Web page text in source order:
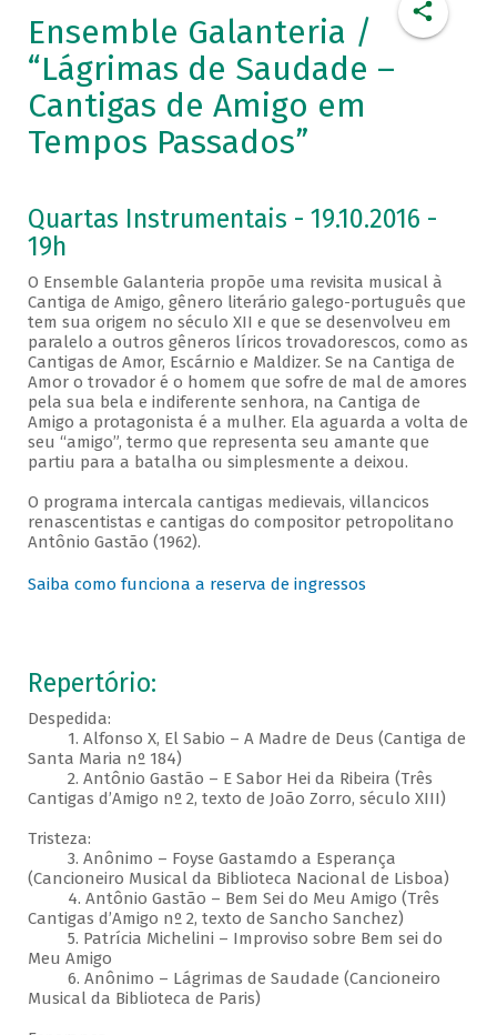
Ensemble Galanteria /
“Lágrimas de Saudade –
Cantigas de Amigo em
Tempos Passados”
Quartas Instrumentais - 19.10.2016 -
19h
O Ensemble Galanteria propõe uma revisita musical à
Cantiga de Amigo, gênero literário galego-português que
tem sua origem no século XII e que se desenvolveu em
paralelo a outros gêneros líricos trovadorescos, como as
Cantigas de Amor, Escárnio e Maldizer. Se na Cantiga de
Amor o trovador é o homem que sofre de mal de amores
pela sua bela e indiferente senhora, na Cantiga de
Amigo a protagonista é a mulher. Ela aguarda a volta de
seu “amigo”, termo que representa seu amante que
partiu para a batalha ou simplesmente a deixou.
O programa intercala cantigas medievais, villancicos
renascentistas e cantigas do compositor petropolitano
Antônio Gastão (1962).
Saiba como funciona a reserva de ingressos
Repertório:
Despedida:
1. Alfonso X, El Sabio – A Madre de Deus (Cantiga de
Santa Maria nº 184)
2. Antônio Gastão – E Sabor Hei da Ribeira (Três
Cantigas d’Amigo nº 2, texto de João Zorro, século XIII)
Tristeza:
3. Anônimo – Foyse Gastamdo a Esperança
(Cancioneiro Musical da Biblioteca Nacional de Lisboa)
4. Antônio Gastão – Bem Sei do Meu Amigo (Três
Cantigas d’Amigo nº 2, texto de Sancho Sanchez)
5. Patrícia Michelini – Improviso sobre Bem sei do
Meu Amigo
6. Anônimo – Lágrimas de Saudade (Cancioneiro
Musical da Biblioteca de Paris)